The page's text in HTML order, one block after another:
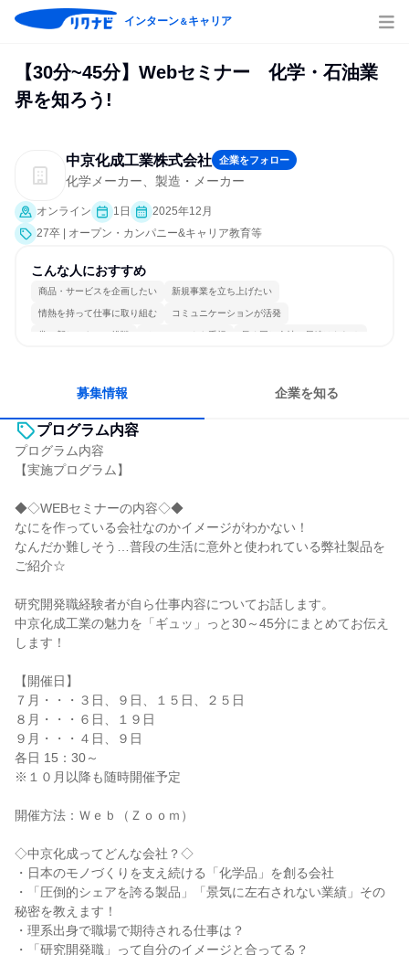
インターン＆キャリア
【30分~45分】Webセミナー 化学・石油業
界を知ろう!
中京化成工業株式会社 企業をフォロー
化学メーカー、製造・メーカー
オンライン 1日
2025年12月
27卒 | オープン・カンパニー&キャリア教育等
こんな人におすすめ
商品・サービスを企画したい 新規事業を立ち上げたい
情熱を持って仕事に取り組む コミュニケーションが活発
常に新しいものに挑戦 チームワークを重視 長く同じ会社に居続けられる
募集情報 企業を知る
プログラム内容
プログラム内容
【実施プログラム】
◆◇WEBセミナーの内容◇◆
なにを作っている会社なのかイメージがわかない！
なんだか難しそう…普段の生活に意外と使われている弊社製品を
ご紹介☆
研究開発職経験者が自ら仕事内容についてお話します。
中京化成工業の魅力を「ギュッ」っと30～45分にまとめてお伝え
します！
【開催日】
７月・・・３日、９日、１５日、２５日
８月・・・６日、１９日
９月・・・４日、９日
各日 15：30～
※１０月以降も随時開催予定
開催方法：Ｗｅｂ（Ｚｏｏｍ）
◇中京化成ってどんな会社？◇
・日本のモノづくりを支え続ける「化学品」を創る会社
・「圧倒的シェアを誇る製品」「景気に左右されない業績」その
秘密を教えます！
・理系出身で職場で期待される仕事は？
・「研究開発職」って自分のイメージと合ってる？